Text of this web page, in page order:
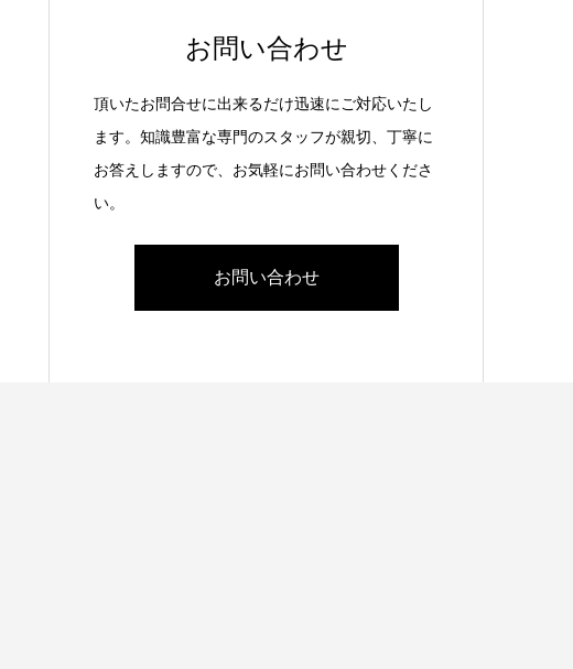
お問い合わせ
頂いたお問合せに出来るだけ迅速にご対応いたし
ます。知識豊富な専門のスタッフが親切、丁寧に
お答えしますので、お気軽にお問い合わせくださ
い。
お問い合わせ